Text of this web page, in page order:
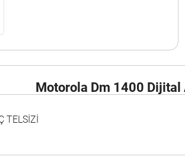
Motorola Dm 1400 Dijital
TELSİZİ